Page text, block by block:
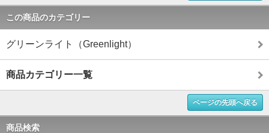
この商品のカテゴリー
グリーンライト（Greenlight）
商品カテゴリー一覧
ページの先頭へ戻る
商品検索